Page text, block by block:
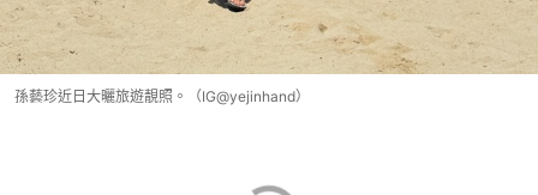
孫藝珍近日大曬旅遊靚照。（IG@yejinhand）